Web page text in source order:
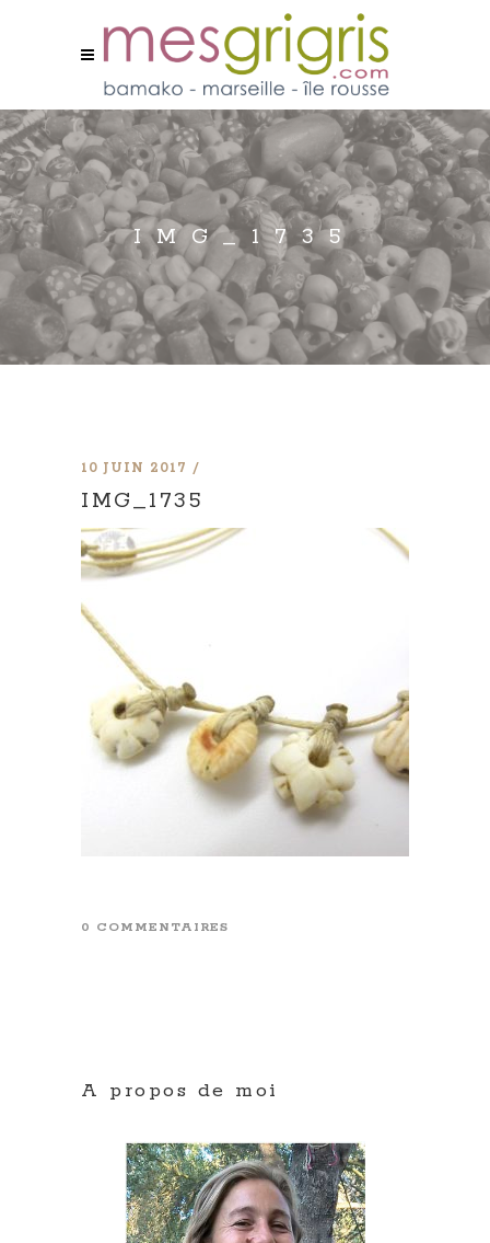
IMG_1735
10 JUIN 2017
IMG_1735
0 COMMENTAIRES
A propos de moi